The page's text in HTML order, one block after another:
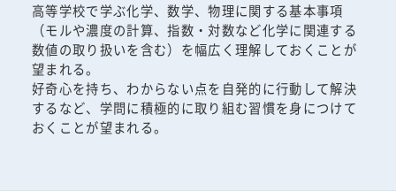
高等学校で学ぶ化学、数学、物理に関する基本事項
（モルや濃度の計算、指数・対数など化学に関連する
数値の取り扱いを含む）を幅広く理解しておくことが
望まれる。
好奇心を持ち、わからない点を自発的に行動して解決
するなど、学問に積極的に取り組む習慣を身につけて
おくことが望まれる。